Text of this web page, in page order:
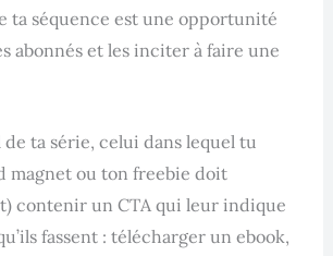
ta séquence est une opportunité
abonnés et les inciter à faire une
ta série, celui dans lequel tu
magnet ou ton freebie doit
contenir un CTA qui leur indique
fassent : télécharger un ebook,